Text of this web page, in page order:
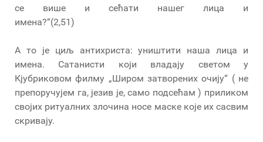
се више и сећати нашег лица и
имена?“(2,51)
А то је циљ антихриста: уништити наша лица и
имена. Сатанисти који владају светом у
Кјубриковом филму „Широм затворених очију“ ( не
препоручујем га, језив је, само подсећам ) приликом
својих ритуалних злочина носе маске које их сасвим
скривају.